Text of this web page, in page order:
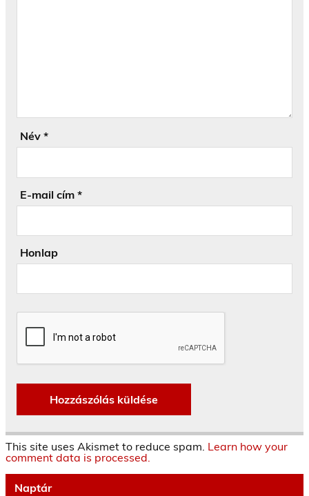
Név *
E-mail cím *
Honlap
This site uses Akismet to reduce spam. Learn how your
comment data is processed.
Naptár